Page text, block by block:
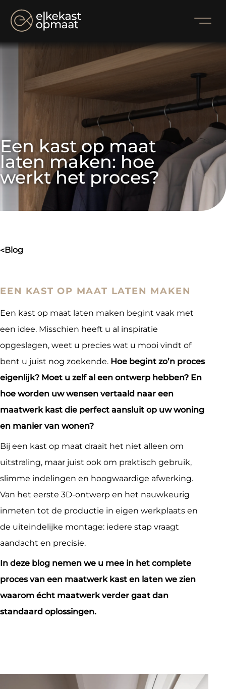
Een kast op maat
laten maken: hoe
werkt het proces?
> blog
EEN KAST OP MAAT LATEN MAKEN
Een kast op maat laten maken begint vaak met
een idee. Misschien heeft u al inspiratie
opgeslagen, weet u precies wat u mooi vindt of
bent u juist nog zoekende. Hoe begint zo’n proces
eigenlijk? Moet u zelf al een ontwerp hebben? En
hoe worden uw wensen vertaald naar een
maatwerk kast die perfect aansluit op uw woning
en manier van wonen?
Bij een kast op maat draait het niet alleen om
uitstraling, maar juist ook om praktisch gebruik,
slimme indelingen en hoogwaardige afwerking.
Van het eerste 3D-ontwerp en het nauwkeurig
inmeten tot de productie in eigen werkplaats en
de uiteindelijke montage: iedere stap vraagt
aandacht en precisie.
In deze blog nemen we u mee in het complete
proces van een maatwerk kast en laten we zien
waarom écht maatwerk verder gaat dan
standaard oplossingen.